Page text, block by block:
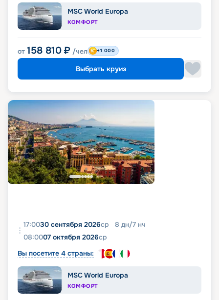
MSC World Europa
КОМФОРТ
от 158 810 ₽ /чел +1 000
Выбрать круиз
17:0030 сентября 2026ср 8 дн/7 нч
08:0007 октября 2026ср
Вы посетите 4 страны:
MSC World Europa
КОМФОРТ